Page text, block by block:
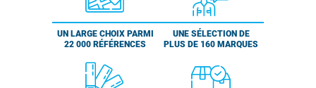
UN LARGE CHOIX PARMI
22 000 RÉFÉRENCES
UNE SÉLECTION DE
PLUS DE 160 MARQUES